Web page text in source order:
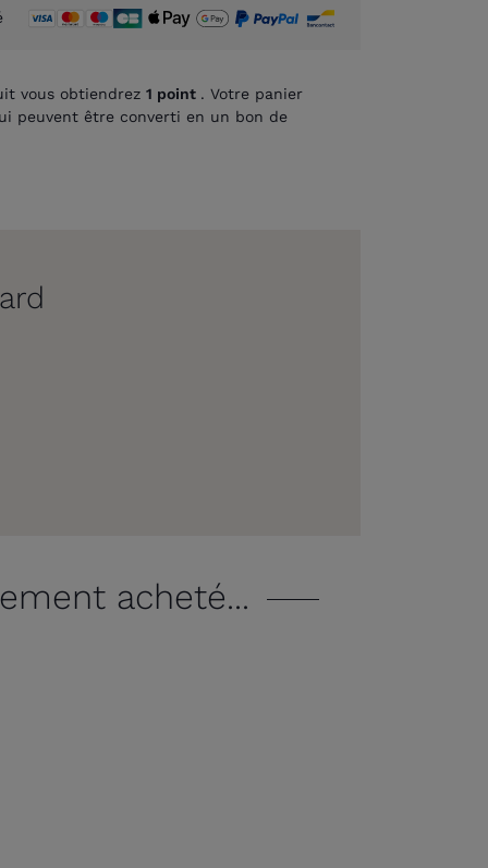
vous obtiendrez 1 point . Votre panier
peuvent être converti en un bon de
acheté...